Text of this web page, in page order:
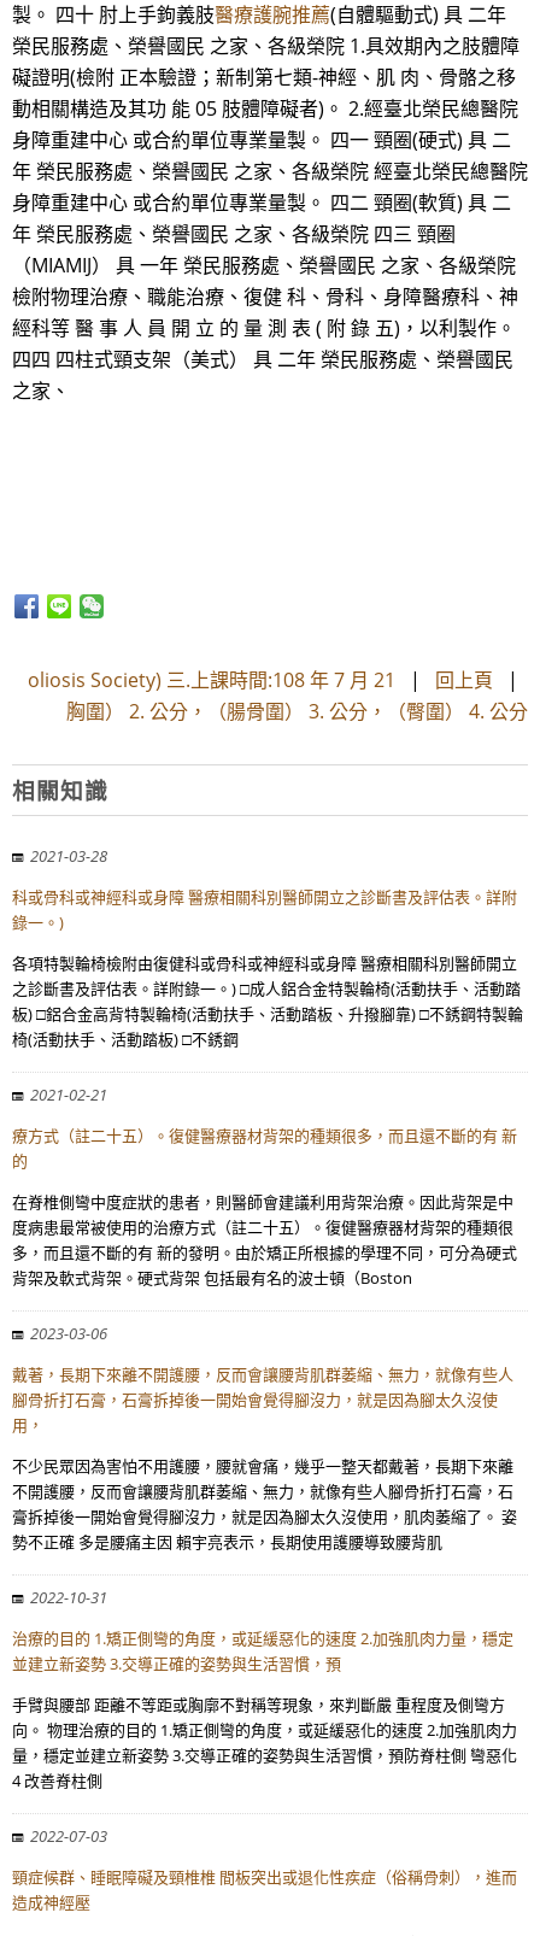
製。 四十 肘上手鉤義肢醫療護腕推薦(自體驅動式) 具 二年
榮民服務處、榮譽國民 之家、各級榮院 1.具效期內之肢體障
礙證明(檢附 正本驗證；新制第七類-神經、肌 肉、骨骼之移
動相關構造及其功 能 05 肢體障礙者)。 2.經臺北榮民總醫院
身障重建中心 或合約單位專業量製。 四一 頸圈(硬式) 具 二
年 榮民服務處、榮譽國民 之家、各級榮院 經臺北榮民總醫院
身障重建中心 或合約單位專業量製。 四二 頸圈(軟質) 具 二
年 榮民服務處、榮譽國民 之家、各級榮院 四三 頸圈
（MIAMIJ） 具 一年 榮民服務處、榮譽國民 之家、各級榮院
檢附物理治療、職能治療、復健 科、骨科、身障醫療科、神
經科等 醫 事 人 員 開 立 的 量 測 表 ( 附 錄 五)，以利製作。
四四 四柱式頸支架（美式） 具 二年 榮民服務處、榮譽國民
之家、
oliosis Society) 三.上課時間:108 年 7 月 21 | 回上頁 |
胸圍） 2. 公分，（腸骨圍） 3. 公分，（臀圍） 4. 公分
相關知識
2021-03-28
科或骨科或神經科或身障 醫療相關科別醫師開立之診斷書及評估表。詳附
錄一。)
各項特製輪椅檢附由復健科或骨科或神經科或身障 醫療相關科別醫師開立
之診斷書及評估表。詳附錄一。) □成人鋁合金特製輪椅(活動扶手、活動踏
板) □鋁合金高背特製輪椅(活動扶手、活動踏板、升撥腳靠) □不銹鋼特製輪
椅(活動扶手、活動踏板) □不銹鋼
2021-02-21
療方式（註二十五）。復健醫療器材背架的種類很多，而且還不斷的有 新
的
在脊椎側彎中度症狀的患者，則醫師會建議利用背架治療。因此背架是中
度病患最常被使用的治療方式（註二十五）。復健醫療器材背架的種類很
多，而且還不斷的有 新的發明。由於矯正所根據的學理不同，可分為硬式
背架及軟式背架。硬式背架 包括最有名的波士頓（Boston
2023-03-06
戴著，長期下來離不開護腰，反而會讓腰背肌群萎縮、無力，就像有些人
腳骨折打石膏，石膏拆掉後一開始會覺得腳沒力，就是因為腳太久沒使
用，
不少民眾因為害怕不用護腰，腰就會痛，幾乎一整天都戴著，長期下來離
不開護腰，反而會讓腰背肌群萎縮、無力，就像有些人腳骨折打石膏，石
膏拆掉後一開始會覺得腳沒力，就是因為腳太久沒使用，肌肉萎縮了。 姿
勢不正確 多是腰痛主因 賴宇亮表示，長期使用護腰導致腰背肌
2022-10-31
治療的目的 1.矯正側彎的角度，或延緩惡化的速度 2.加強肌肉力量，穩定
並建立新姿勢 3.交導正確的姿勢與生活習慣，預
手臂與腰部 距離不等距或胸廓不對稱等現象，來判斷嚴 重程度及側彎方
向。 物理治療的目的 1.矯正側彎的角度，或延緩惡化的速度 2.加強肌肉力
量，穩定並建立新姿勢 3.交導正確的姿勢與生活習慣，預防脊柱側 彎惡化
4 改善脊柱側
2022-07-03
頸症候群、睡眠障礙及頸椎椎 間板突出或退化性疾症（俗稱骨刺），進而
造成神經壓